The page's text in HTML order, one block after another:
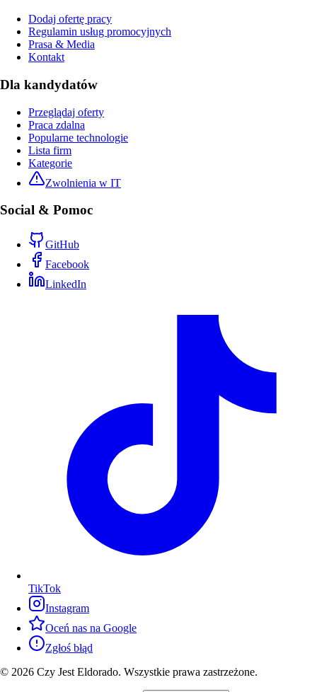
Dodaj ofertę pracy
Regulamin usług promocyjnych
Prasa & Media
Kontakt
Dla kandydatów
Przeglądaj oferty
Praca zdalna
Popularne technologie
Lista firm
Kategorie
Zwolnienia w IT
Social & Pomoc
GitHub
Facebook
LinkedIn
TikTok
Instagram
Oceń nas na Google
Zgłoś błąd
© 2026 Czy Jest Eldorado. Wszystkie prawa zastrzeżone.